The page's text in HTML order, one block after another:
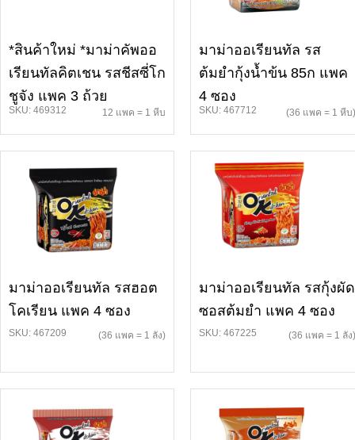
*สินค้าใหม่ *มาม่าคัพออ
เรียนทัลคิตเชน รสชีสซี่โก
ชูจัง แพค 3 ถ้วย
SKU: 469312 12 แพค = 1 หีบ
มาม่าออเรียนทัล รส
ต้มยำกุ้งน้ำข้น 85ก แพค
4 ซอง
SKU: 467712 (36 แพค = 1 หีบ)
มาม่าออเรียนทัล รสฮอต
โคเรียน แพค 4 ซอง
SKU: 467209 (36 แพค = 1 ลัง)
มาม่าออเรียนทัล รสกุ้งผัด
ซอสต้มยำ แพค 4 ซอง
SKU: 467225 (36 แพค = 1 ลัง)